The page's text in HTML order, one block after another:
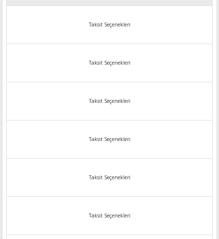
Taksit Seçenekleri
Taksit Seçenekleri
Taksit Seçenekleri
Taksit Seçenekleri
Taksit Seçenekleri
Taksit Seçenekleri